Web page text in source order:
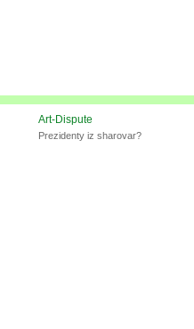
Art-Dispute
Prezidenty iz sharovar?